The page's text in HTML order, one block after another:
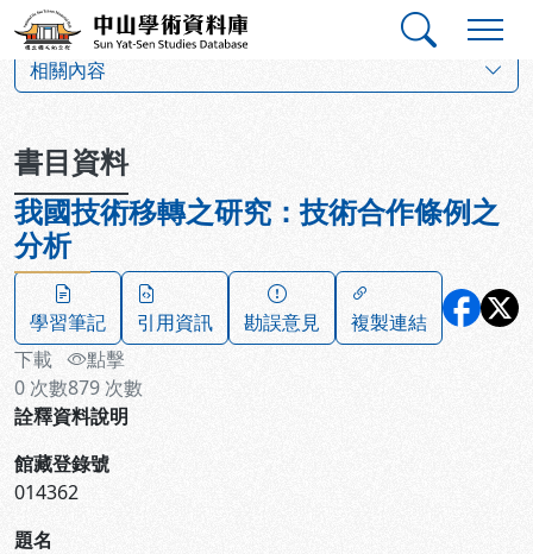
跳到主要內容
中山學術資料庫
相關內容
書目資料
我國技術移轉之研究：技術合作條例之
分析
學習筆記 引用資訊 勘誤意見
複製連結
下載
0 次數
點擊
879 次數
詮釋資料說明
館藏登錄號
014362
題名